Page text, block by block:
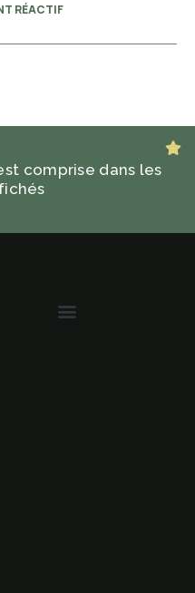
RÉACTIF
comprise dans les